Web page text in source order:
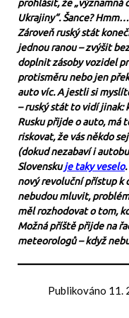
prohlásit, že „významná
Ukrajiny“. Šance?
Zároveň ruský stát
jednou ranou – zvýšit
doplnit zásoby vozidel
protisměru nebo jen
auto víc. A jestli si
– ruský stát to vidí jinak:
Rusku přijde o auto, má
riskovat, že vás někdo
(dokud nezabaví i
Slovenskuje taky veselo
nový revoluční přístup k
nebudou mluvit,
měl rozhodovat o tom,
Možná příště přijde na
meteorologů – když
Publikováno 11.